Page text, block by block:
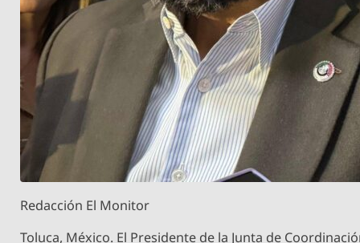
Redacción El Monitor
Toluca, México. El Presidente de la Junta de